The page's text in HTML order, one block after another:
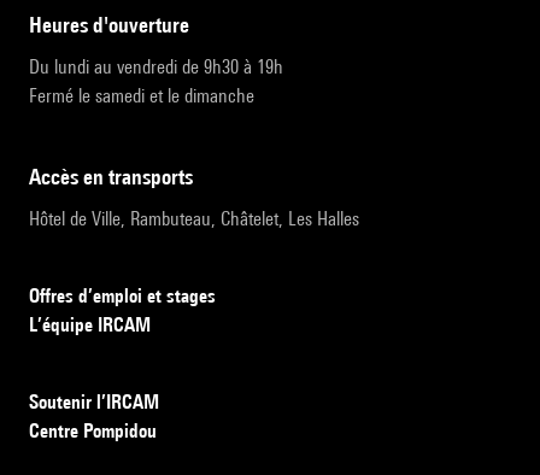
heures d'ouverture
Du lundi au vendredi de 9h30 à 19h
Fermé le samedi et le dimanche
accès en transports
Hôtel de Ville, Rambuteau, Châtelet, Les Halles
Offres d’emploi et stages
L’équipe IRCAM
Soutenir l’IRCAM
Centre Pompidou